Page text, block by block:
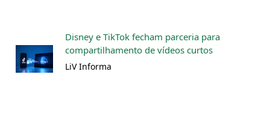
Disney e TikTok fecham parceria para
compartilhamento de vídeos curtos
LiV Informa